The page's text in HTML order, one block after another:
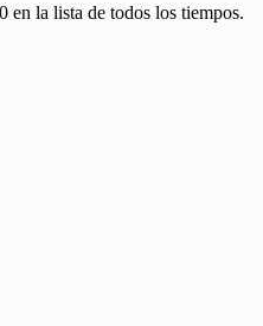
en la lista de todos los tiempos.